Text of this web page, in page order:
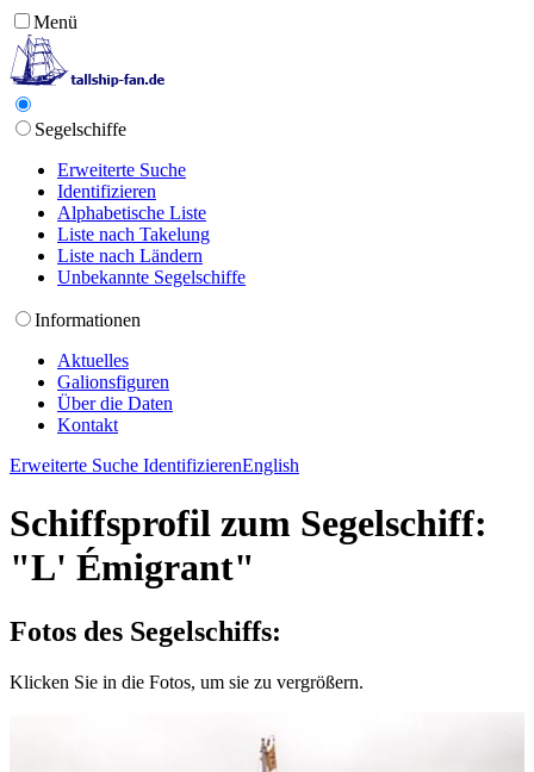
Menü
Segelschiffe
Erweiterte Suche
Identifizieren
Alphabetische Liste
Liste nach Takelung
Liste nach Ländern
Unbekannte Segelschiffe
Informationen
Aktuelles
Galionsfiguren
Über die Daten
Kontakt
Erweiterte Suche IdentifizierenEnglish
Schiffsprofil zum Segelschiff:
"L' Émigrant"
Fotos des Segelschiffs:
Klicken Sie in die Fotos, um sie zu vergrößern.